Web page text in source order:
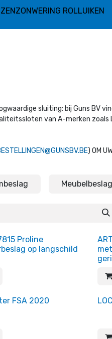
ZONWERING ROLLUIKEN
sluiting: bij Guns BV
van A-merken zoals
) OM
Meubelbeslag
Proline
op langschild
Einde reeks!
FSA 2020